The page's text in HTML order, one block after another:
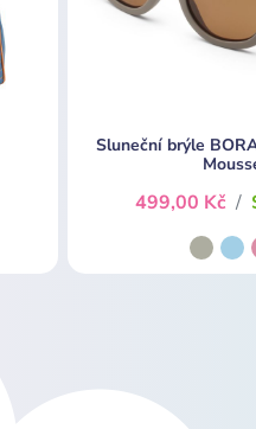
Sluneční brýle
499,00 Kč /